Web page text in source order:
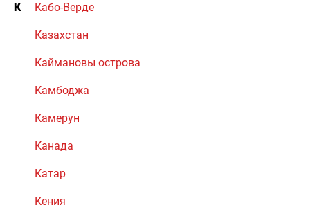
К Кабо-Верде
Казахстан
Каймановы острова
Камбоджа
Камерун
Канада
Катар
Кения